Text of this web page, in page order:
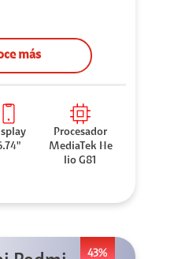
más
Procesador
MediaTek He
lio G81
43%